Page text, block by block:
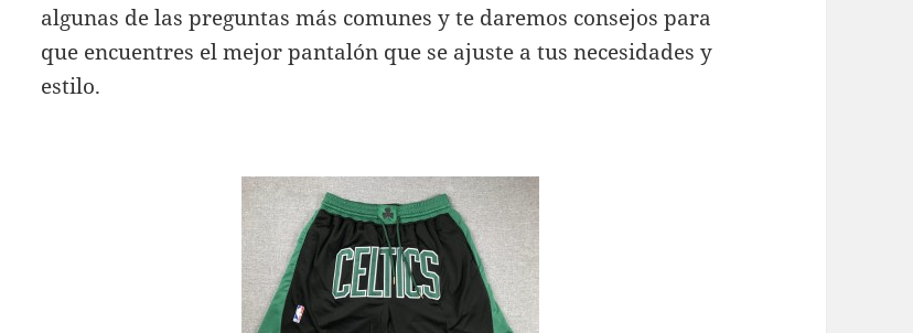
algunas de las preguntas más comunes y te daremos consejos para
que encuentres el mejor pantalón que se ajuste a tus necesidades y
estilo.